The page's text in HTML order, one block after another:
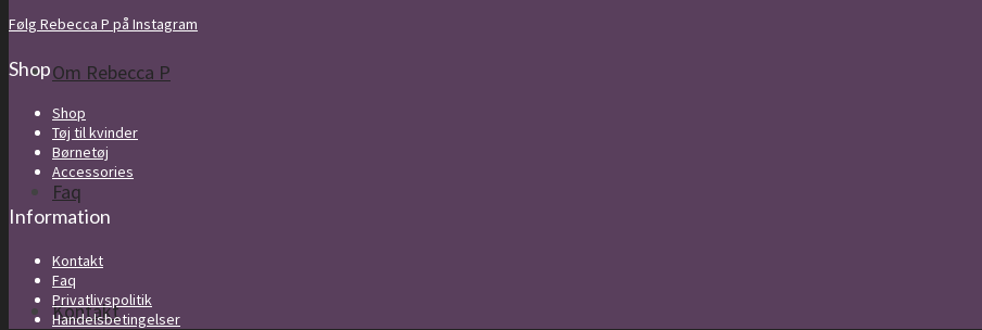
Om Rebecca P
Faq
Kontakt
Følg Rebecca P på Instagram
Shop
Shop
Tøj til kvinder
Børnetøj
Accessories
Information
Kontakt
Faq
Privatlivspolitik
Handelsbetingelser